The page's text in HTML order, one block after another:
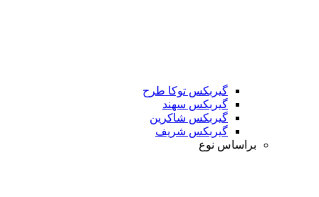
گیربکس توکا طرح
گیربکس سهند
گیربکس شاکرین
گیربکس شریف
براساس نوع